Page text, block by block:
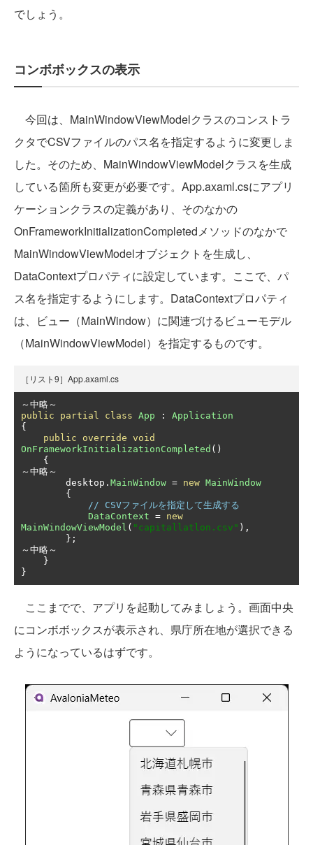
でしょう。
コンボボックスの表示
今回は、MainWindowViewModelクラスのコンストラ
クタでCSVファイルのパス名を指定するように変更しま
した。そのため、MainWindowViewModelクラスを生成
している箇所も変更が必要です。App.axaml.csにアプリ
ケーションクラスの定義があり、そのなかの
OnFrameworkInitializationCompletedメソッドのなかで
MainWindowViewModelオブジェクトを生成し、
DataContextプロパティに設定しています。ここで、パ
ス名を指定するようにします。DataContextプロパティ
は、ビュー（MainWindow）に関連づけるビューモデル
（MainWindowViewModel）を指定するものです。
［リスト9］App.axaml.cs
～中略～
public
partial class App :
Application
{
public
override void
OnFrameworkInitializationCompleted ()
{
～中略～
        desktop
. MainWindow = new MainWindow
{
// CSVファイルを指定して生成する
DataContext = new
MainWindowViewModel ( "capitallatlon.csv" ),
};
～中略～
}
}
ここまでで、アプリを起動してみましょう。画面中央
にコンボボックスが表示され、県庁所在地が選択できる
ようになっているはずです。